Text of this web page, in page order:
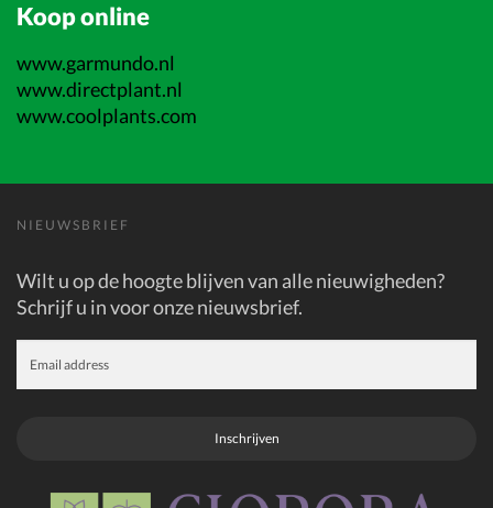
Koop online
www.garmundo.nl
www.directplant.nl
www.coolplants.com
NIEUWSBRIEF
Wilt u op de hoogte blijven van alle nieuwigheden?
Schrijf u in voor onze nieuwsbrief.
Inschrijven